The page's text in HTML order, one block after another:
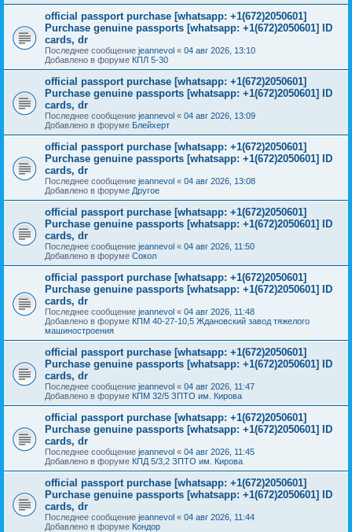
official passport purchase [whatsapp: +1(672)2050601]
Purchase genuine passports [whatsapp: +1(672)2050601] ID
cards, dr
Последнее сообщение jeannevol « 04 авг 2026, 13:10
Добавлено в форуме КПЛ 5-30
official passport purchase [whatsapp: +1(672)2050601]
Purchase genuine passports [whatsapp: +1(672)2050601] ID
cards, dr
Последнее сообщение jeannevol « 04 авг 2026, 13:09
Добавлено в форуме Блейхерт
official passport purchase [whatsapp: +1(672)2050601]
Purchase genuine passports [whatsapp: +1(672)2050601] ID
cards, dr
Последнее сообщение jeannevol « 04 авг 2026, 13:08
Добавлено в форуме Другое
official passport purchase [whatsapp: +1(672)2050601]
Purchase genuine passports [whatsapp: +1(672)2050601] ID
cards, dr
Последнее сообщение jeannevol « 04 авг 2026, 11:50
Добавлено в форуме Сокол
official passport purchase [whatsapp: +1(672)2050601]
Purchase genuine passports [whatsapp: +1(672)2050601] ID
cards, dr
Последнее сообщение jeannevol « 04 авг 2026, 11:48
Добавлено в форуме КПМ 40-27-10,5 Ждановский завод тяжелого
машиностроения
official passport purchase [whatsapp: +1(672)2050601]
Purchase genuine passports [whatsapp: +1(672)2050601] ID
cards, dr
Последнее сообщение jeannevol « 04 авг 2026, 11:47
Добавлено в форуме КПМ 32/5 ЗПТО им. Кирова
official passport purchase [whatsapp: +1(672)2050601]
Purchase genuine passports [whatsapp: +1(672)2050601] ID
cards, dr
Последнее сообщение jeannevol « 04 авг 2026, 11:45
Добавлено в форуме КПД 5/3,2 ЗПТО им. Кирова
official passport purchase [whatsapp: +1(672)2050601]
Purchase genuine passports [whatsapp: +1(672)2050601] ID
cards, dr
Последнее сообщение jeannevol « 04 авг 2026, 11:44
Добавлено в форуме Кондор